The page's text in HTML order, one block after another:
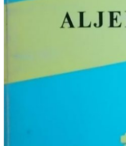
OD RJEČNIKA
DO ZEMLJOVIDA
RJEČNICI,
TEHNIČKE
TEORIJA I
VEDUTE